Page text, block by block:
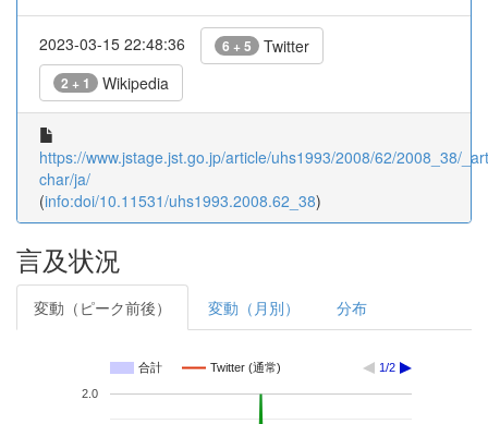
2023-03-15 22:48:36 6 + 5 Twitter
2 + 1 Wikipedia
https://www.jstage.jst.go.jp/article/uhs1993/2008/62/2008_38/
char/ja/
(info:doi/10.11531/uhs1993.2008.62_38)
言及状況
変動（ピーク前後） 変動（月別） 分布
合計 Twitter (通常) 1/2
2.0